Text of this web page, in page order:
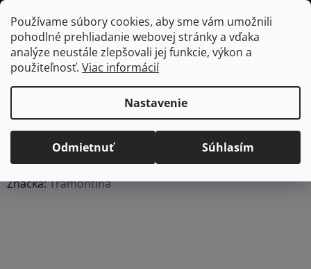
Používame súbory cookies, aby sme vám umožnili
pohodlné prehliadanie webovej stránky a vďaka
analýze neustále zlepšovali jej funkcie, výkon a
použiteľnosť. Viac informácií
Nastavenie
Odmietnuť Súhlasím
Prejsť
na
obsah
Hľadať
Domov
/ Kuchyňa / Kuchynské náradie a pomôcky / Naberačky a
obracačky
Kuchynská vidlica Tramontina Fluence - mentolová
Kuchynská vidlica
Tramontina Fluence -
mentolová
Priemerné
hodnotenie
NeohodnotenéPodrobnosti hodnotenia
Značka:Tramontina